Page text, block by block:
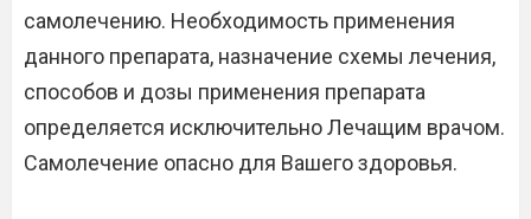
самолечению. Необходимость применения
данного препарата, назначение схемы лечения,
способов и дозы применения препарата
определяется исключительно Лечащим врачом.
Самолечение опасно для Вашего здоровья.